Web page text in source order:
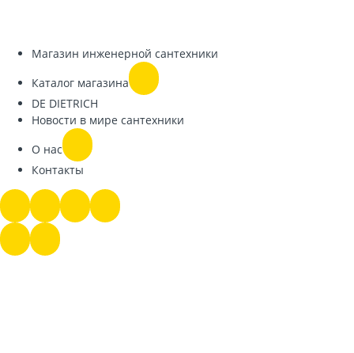
Магазин инженерной сантехники
Каталог магазина
DE DIETRICH
Новости в мире сантехники
О нас
Контакты